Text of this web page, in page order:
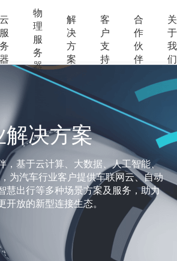
云
服
务
器
物
理
服
务
器
解
决
方
案
客
户
支
持
合
作
伙
伴
关
于
我
们
决方案
，基于云计算、大数据、人工智能、
为汽车行业客户提供车联网云、自动
慧出行等多种场景方案及服务，助力
放的新型连接生态。